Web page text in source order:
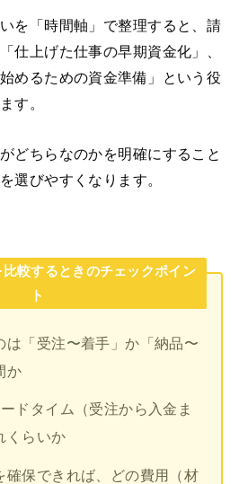
を「時間軸」で整理すると、請
仕上げた仕事の早期資金化」、
めるための資金準備」という役
す。
どちらなのかを明確にすること
選びやすくなります。
較するときのチェックポイン
ト
は「受注〜着手」か「納品〜
か
ドタイム（受注から入金ま
くらいか
確保できれば、どの費用（材